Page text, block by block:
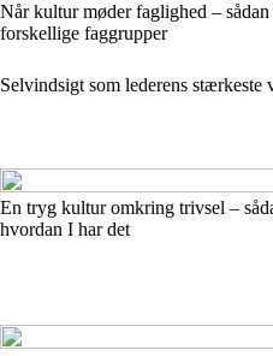
Når kultur møder faglighed –
forskellige faggrupper
Selvindsigt som lederens
En tryg kultur omkring trivsel –
hvordan I har det